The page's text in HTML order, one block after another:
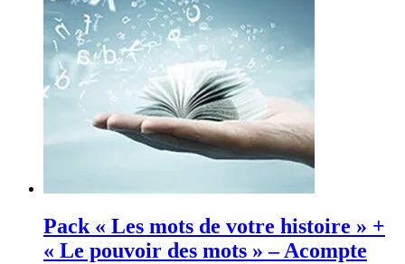
Pack « Les mots de votre histoire » +
« Le pouvoir des mots » – Acompte